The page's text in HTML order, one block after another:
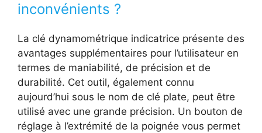
inconvénients ?
La clé dynamométrique indicatrice présente des
avantages supplémentaires pour l’utilisateur en
termes de maniabilité, de précision et de
durabilité. Cet outil, également connu
aujourd’hui sous le nom de clé plate, peut être
utilisé avec une grande précision. Un bouton de
réglage à l’extrémité de la poignée vous permet